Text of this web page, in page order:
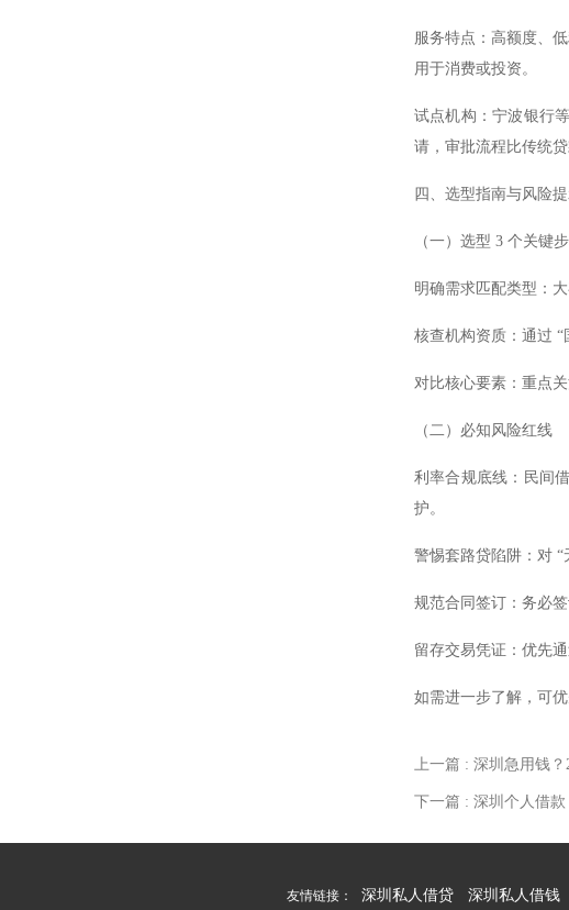
服务特点：高额度、
用于消费或投资。
试点机构：宁波银行
请，审批流程比传统贷
四、选型指南与风险
（一）选型 3 个关键
明确需求匹配类型：
核查机构资质：通过 “
对比核心要素：重点
（二）必知风险红线
利率合规底线：民间
护。
警惕套路贷陷阱：对 “
规范合同签订：务必
留存交易凭证：优先
如需进一步了解，可
上一篇 : 深圳急用钱
下一篇 : 深圳个人借
友情链接： 深圳私人借贷 深圳私人借钱